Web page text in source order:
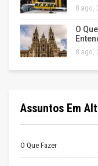
8 ago,
O
8 ago,
Assuntos Em
O Que Fazer